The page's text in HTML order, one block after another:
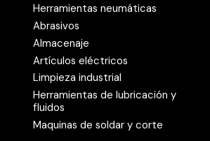
Herramientas neumáticas
Abrasivos
Almacenaje
Artículos eléctricos
Limpieza industrial
Herramientas de lubricación y
fluidos
Maquinas de soldar y corte